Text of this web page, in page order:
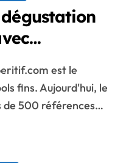
fins. Aujourd'hui, le
de 500 références…